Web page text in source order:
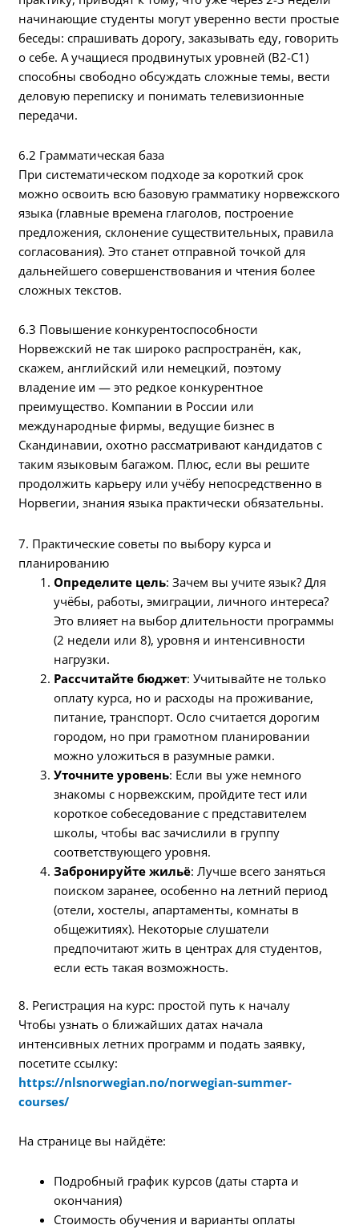
начинающие студенты могут уверенно вести простые
беседы: спрашивать дорогу, заказывать еду, говорить
о себе. А учащиеся продвинутых уровней (B2-C1)
способны свободно обсуждать сложные темы, вести
деловую переписку и понимать телевизионные
передачи.
6.2 Грамматическая база
При систематическом подходе за короткий срок
можно освоить всю базовую грамматику норвежского
языка (главные времена глаголов, построение
предложения, склонение существительных, правила
согласования). Это станет отправной точкой для
дальнейшего совершенствования и чтения более
сложных текстов.
6.3 Повышение конкурентоспособности
Норвежский не так широко распространён, как,
скажем, английский или немецкий, поэтому
владение им — это редкое конкурентное
преимущество. Компании в России или
международные фирмы, ведущие бизнес в
Скандинавии, охотно рассматривают кандидатов с
таким языковым багажом. Плюс, если вы решите
продолжить карьеру или учёбу непосредственно в
Норвегии, знания языка практически обязательны.
7. Практические советы по выбору курса и
планированию
Определите цель: Зачем вы учите язык? Для
учёбы, работы, эмиграции, личного интереса?
Это влияет на выбор длительности программы
(2 недели или 8), уровня и интенсивности
нагрузки.
Рассчитайте бюджет: Учитывайте не только
оплату курса, но и расходы на проживание,
питание, транспорт. Осло считается дорогим
городом, но при грамотном планировании
можно уложиться в разумные рамки.
Уточните уровень: Если вы уже немного
знакомы с норвежским, пройдите тест или
короткое собеседование с представителем
школы, чтобы вас зачислили в группу
соответствующего уровня.
Забронируйте жильё: Лучше всего заняться
поиском заранее, особенно на летний период
(отели, хостелы, апартаменты, комнаты в
общежитиях). Некоторые слушатели
предпочитают жить в центрах для студентов,
если есть такая возможность.
8. Регистрация на курс: простой путь к началу
Чтобы узнать о ближайших датах начала
интенсивных летних программ и подать заявку,
посетите ссылку:
https://nlsnorwegian.no/norwegian-summer-
courses/
На странице вы найдёте:
Подробный график курсов (даты старта и
окончания)
Стоимость обучения и варианты оплаты